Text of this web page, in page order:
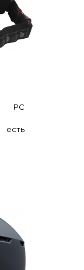
PC
есть